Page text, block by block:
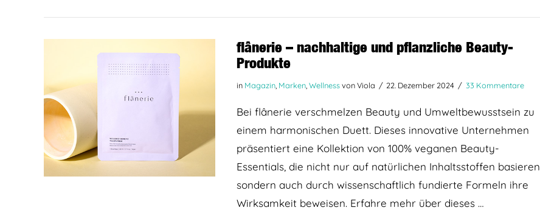
flânerie – nachhaltige und pflanzliche Beauty-
Produkte
in Magazin, Marken, Wellnessvon Viola 22. Dezember 2024 33 Kommentare
Bei flânerie verschmelzen Beauty und Umweltbewusstsein zu
einem harmonischen Duett. Dieses innovative Unternehmen
präsentiert eine Kollektion von 100% veganen Beauty-
Essentials, die nicht nur auf natürlichen Inhaltsstoffen basieren,
sondern auch durch wissenschaftlich fundierte Formeln ihre
Wirksamkeit beweisen. Erfahre mehr über dieses …